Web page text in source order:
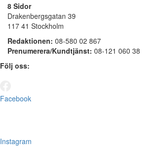
8 Sidor
Drakenbergsgatan 39
117 41 Stockholm
Redaktionen: 08-580 02 867
Prenumerera/Kundtjänst: 08-121 060 38
Följ oss:
Facebook
Instagram